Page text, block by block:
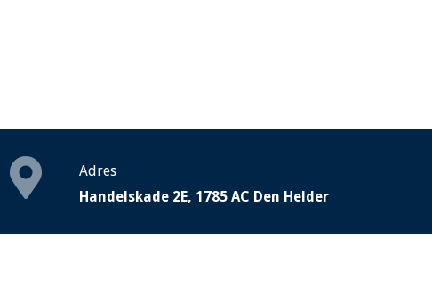
Adres
Handelskade 2E, 1785 AC Den Helder